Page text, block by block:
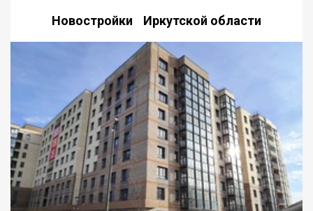
Новостройки Иркутской области